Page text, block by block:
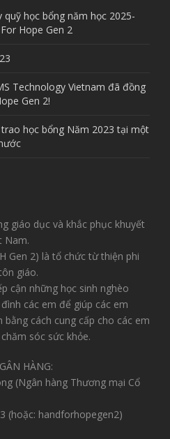
quỹ học bổng năm học 2025-
Hope Gen 2
Technology Vietnam đã đồng
Gen 2!
học bổng Năm 2023 tại một
giáo dục và khắc phục khuyết
Nam.
Gen 2) là tổ chức từ thiện phi
giáo.
cận những học sinh nghèo
các em để giúp các em
cách cung cấp cho các em
sóc sức khỏe.
HÀNG:
(Ngân hàng Thương mại Cổ
(hoặc: handforhopegen2)